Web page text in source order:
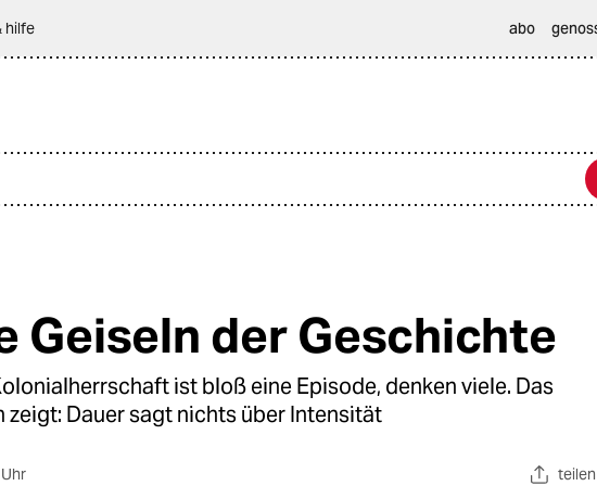
hilfe abo
Geiseln der Geschichte
ist bloß eine Episode, denken viele. Das
zeigt: Dauer sagt nichts über Intensität
teilen